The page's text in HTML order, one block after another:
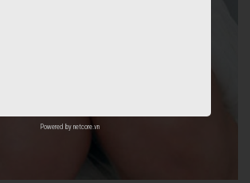
Powered by netcore.vn